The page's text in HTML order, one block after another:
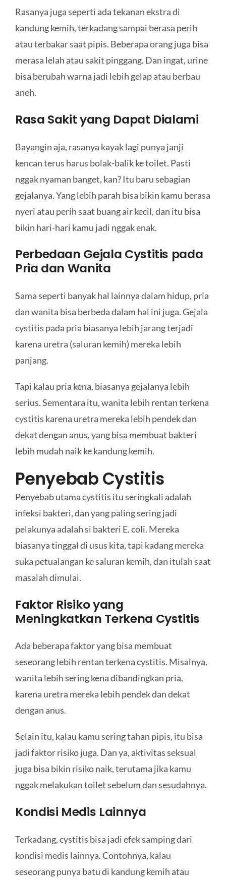
Rasanya juga seperti ada tekanan ekstra di
kandung kemih, terkadang sampai berasa perih
atau terbakar saat pipis. Beberapa orang juga bisa
merasa lelah atau sakit pinggang. Dan ingat, urine
bisa berubah warna jadi lebih gelap atau berbau
aneh.
Rasa Sakit yang Dapat Dialami
Bayangin aja, rasanya kayak lagi punya janji
kencan terus harus bolak-balik ke toilet. Pasti
nggak nyaman banget, kan? Itu baru sebagian
gejalanya. Yang lebih parah bisa bikin kamu berasa
nyeri atau perih saat buang air kecil, dan itu bisa
bikin hari-hari kamu jadi nggak enak.
Perbedaan Gejala Cystitis pada
Pria dan Wanita
Sama seperti banyak hal lainnya dalam hidup, pria
dan wanita bisa berbeda dalam hal ini juga. Gejala
cystitis pada pria biasanya lebih jarang terjadi
karena uretra (saluran kemih) mereka lebih
panjang.
Tapi kalau pria kena, biasanya gejalanya lebih
serius. Sementara itu, wanita lebih rentan terkena
cystitis karena uretra mereka lebih pendek dan
dekat dengan anus, yang bisa membuat bakteri
lebih mudah naik ke kandung kemih.
Penyebab Cystitis
Penyebab utama cystitis itu seringkali adalah
infeksi bakteri, dan yang paling sering jadi
pelakunya adalah si bakteri E. coli. Mereka
biasanya tinggal di usus kita, tapi kadang mereka
suka petualangan ke saluran kemih, dan itulah saat
masalah dimulai.
Faktor Risiko yang
Meningkatkan Terkena Cystitis
Ada beberapa faktor yang bisa membuat
seseorang lebih rentan terkena cystitis. Misalnya,
wanita lebih sering kena dibandingkan pria,
karena uretra mereka lebih pendek dan dekat
dengan anus.
Selain itu, kalau kamu sering tahan pipis, itu bisa
jadi faktor risiko juga. Dan ya, aktivitas seksual
juga bisa bikin risiko naik, terutama jika kamu
nggak melakukan toilet sebelum dan sesudahnya.
Kondisi Medis Lainnya
Terkadang, cystitis bisa jadi efek samping dari
kondisi medis lainnya. Contohnya, kalau
seseorang punya batu di kandung kemih atau